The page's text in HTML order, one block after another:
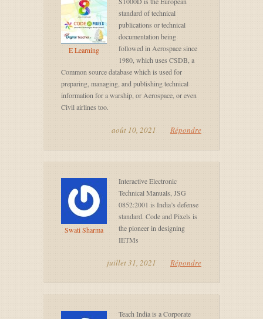
E Learning
standard of technical
publications or technical
documentation being
followed in Aerospace since
1980, which uses CSDB, a
Common source database which is used for
preparing, managing, and publishing technical
information for a warship, or Aerospace, or even
Civil airlines too.
août 10, 2021 Répondre
Swati Sharma
Interactive Electronic
Technical Manuals, JSG
0852:2001 is India’s defense
standard. Code and Pixels is
the pioneer in designing
IETMs
juillet 31, 2021 Répondre
Teach India is a Corporate